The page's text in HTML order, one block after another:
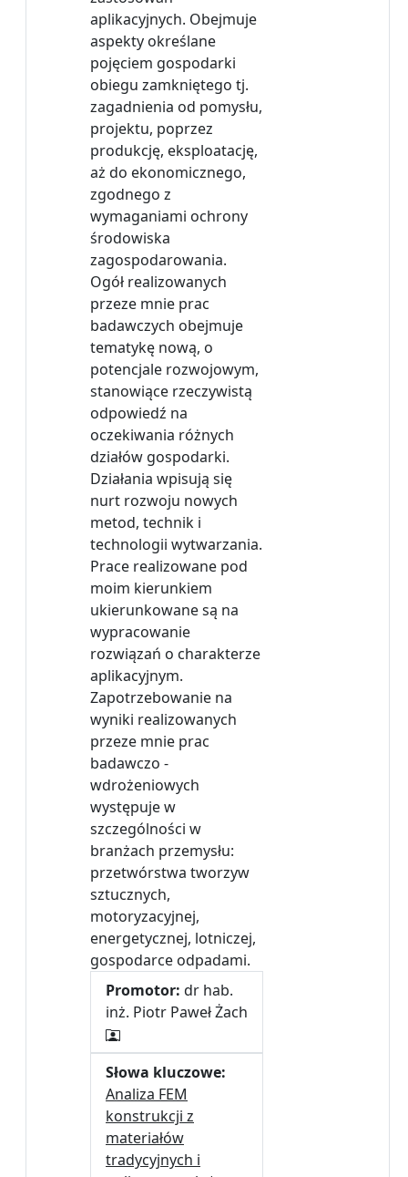
aplikacyjnych. Obejmuje
aspekty określane
pojęciem gospodarki
obiegu zamkniętego tj.
zagadnienia od pomysłu,
projektu, poprzez
produkcję, eksploatację,
aż do ekonomicznego,
zgodnego z
wymaganiami ochrony
środowiska
zagospodarowania.
Ogół realizowanych
przeze mnie prac
badawczych obejmuje
tematykę nową, o
potencjale rozwojowym,
stanowiące rzeczywistą
odpowiedź na
oczekiwania różnych
działów gospodarki.
Działania wpisują się
nurt rozwoju nowych
metod, technik i
technologii wytwarzania.
Prace realizowane pod
moim kierunkiem
ukierunkowane są na
wypracowanie
rozwiązań o charakterze
aplikacyjnym.
Zapotrzebowanie na
wyniki realizowanych
przeze mnie prac
badawczo -
wdrożeniowych
występuje w
szczególności w
branżach przemysłu:
przetwórstwa tworzyw
sztucznych,
motoryzacyjnej,
energetycznej, lotniczej,
gospodarce odpadami.
Promotor: dr hab.
inż. Piotr Paweł Żach
Słowa kluczowe:
Analiza FEM
konstrukcji z
materiałów
tradycyjnych i